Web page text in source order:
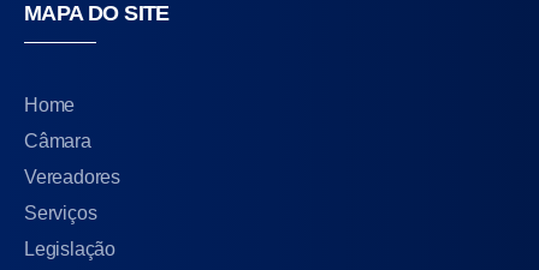
MAPA DO SITE
Home
Câmara
Vereadores
Serviços
Legislação